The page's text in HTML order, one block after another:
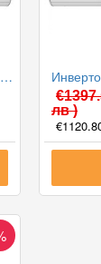
Инверторен климатик Panasonic CS-Z35ZKEW/CU-Z35ZKE ETHEREA 2023, 12000 BTU, Клас A+++
лв )